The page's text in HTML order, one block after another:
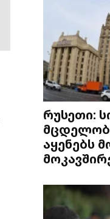
რუსეთი:
აყენებს